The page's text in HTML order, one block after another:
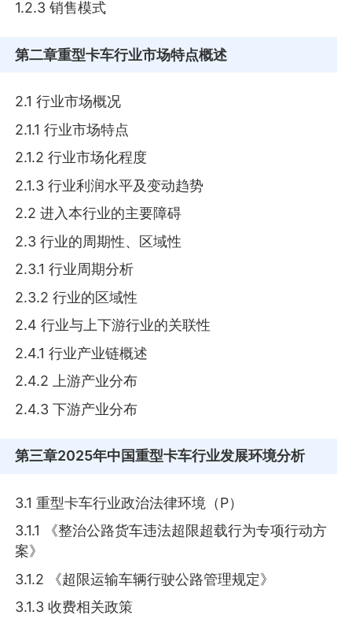
1.2.3 销售模式
第二章重型卡车行业市场特点概述
2.1 行业市场概况
2.1.1 行业市场特点
2.1.2 行业市场化程度
2.1.3 行业利润水平及变动趋势
2.2 进入本行业的主要障碍
2.3 行业的周期性、区域性
2.3.1 行业周期分析
2.3.2 行业的区域性
2.4 行业与上下游行业的关联性
2.4.1 行业产业链概述
2.4.2 上游产业分布
2.4.3 下游产业分布
第三章2025年中国重型卡车行业发展环境分析
3.1 重型卡车行业政治法律环境（P）
3.1.1 《整治公路货车违法超限超载行为专项行动方
案》
3.1.2 《超限运输车辆行驶公路管理规定》
3.1.3 收费相关政策